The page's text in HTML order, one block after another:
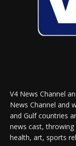
V4 News Channel
News Channel and
and Gulf countries
news cast,
health, art, sports